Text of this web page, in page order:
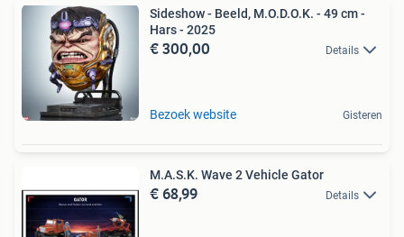
Sideshow - Beeld, M.O.D.O.K. - 49 cm -
Hars - 2025
€ 300,00 Details
Bezoek website Gisteren
M.A.S.K. Wave 2 Vehicle Gator
€ 68,99 Details